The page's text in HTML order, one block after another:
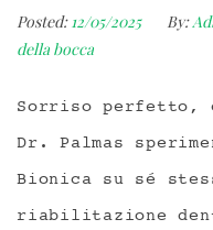
Posted: 12/05/2025 By:
della bocca
Sorriso
Dr. Palmas
Bionica su sé
riabilitazione